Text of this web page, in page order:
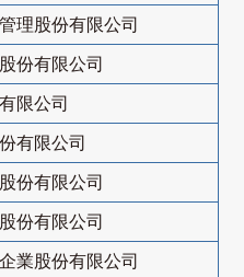
理股份有限公司
份有限公司
限公司
有限公司
份有限公司
份有限公司
業股份有限公司